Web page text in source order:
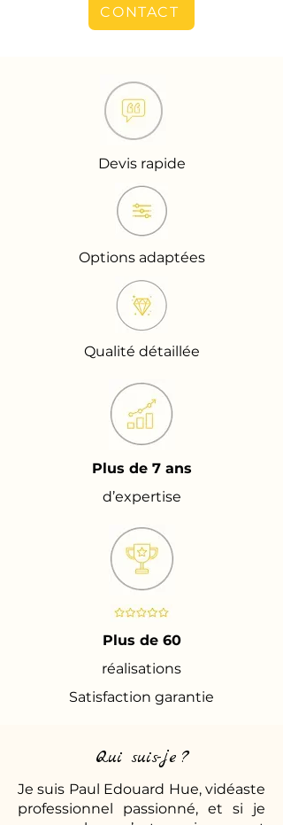
CONTACT
Devis rapide
Options adaptées
Qualité détaillée
Plus de 7 ans
d’expertise
Plus de 60
réalisations
Satisfaction garantie
Qui suis-je ?
Je suis Paul Edouard Hue, vidéaste
professionnel passionné, et si je